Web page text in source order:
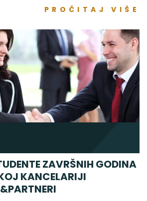
PROČITAJ VIŠE
ZAVRŠNIH GODINA
KANCELARIJI